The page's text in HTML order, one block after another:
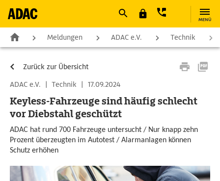
MENÜ
Meldungen ADAC e.V. Technik
Zurück zur Übersicht
ADAC e.V.
| Technik | 17.09.2024
Keyless-Fahrzeuge sind häufig schlecht
vor Diebstahl geschützt
ADAC hat rund 700 Fahrzeuge untersucht / Nur knapp zehn
Prozent überzeugten im Autotest / Alarmanlagen können
Schutz erhöhen